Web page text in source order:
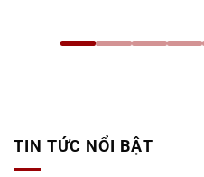
TIN TỨC NỔI BẬT